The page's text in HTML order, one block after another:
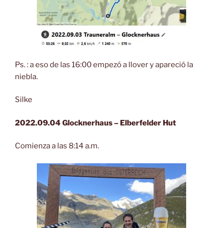
Ps. : a eso de las 16:00 empezó a llover y apareció la
niebla.
Silke
2022.09.04 Glocknerhaus – Elberfelder Hut
Comienza a las 8:14 a.m.